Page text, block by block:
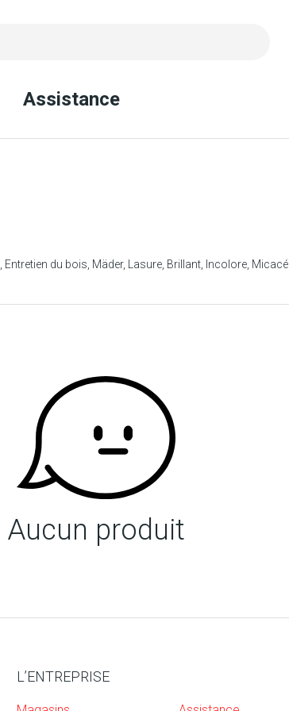
Assistance
Entretien du bois Mäder Lasure Brillant Incolore Micacé
Aucun produit
L’ENTREPRISE